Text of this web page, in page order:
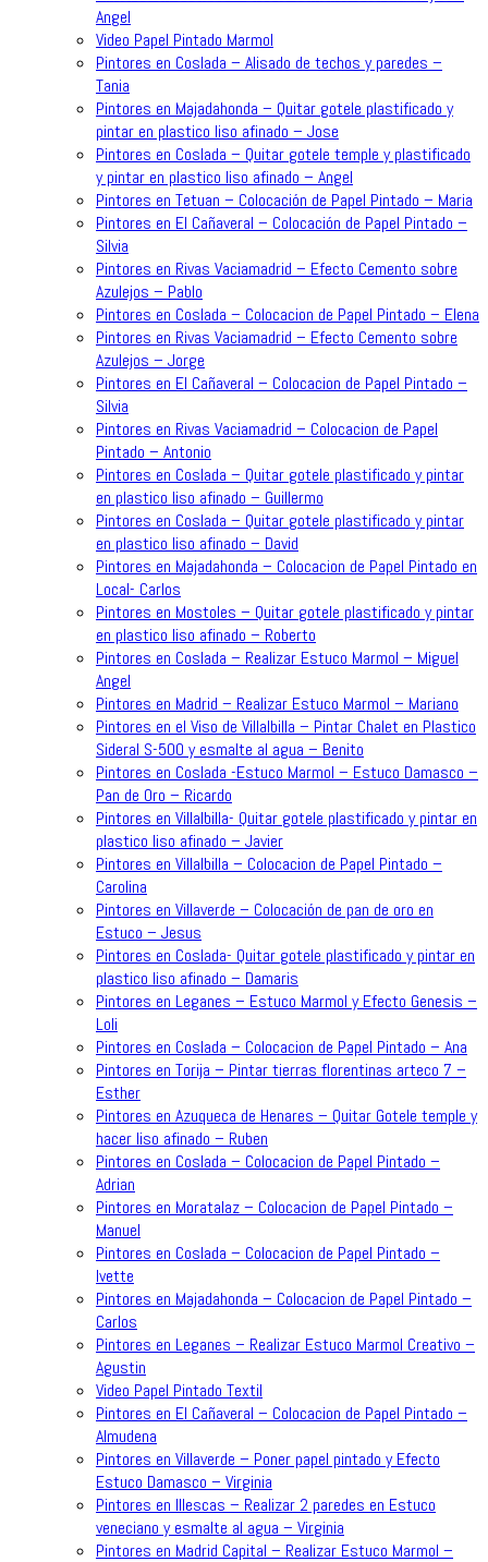
Angel
Video Papel Pintado Marmol
Pintores en Coslada – Alisado de techos y paredes –
Tania
Pintores en Majadahonda – Quitar gotele plastificado y
pintar en plastico liso afinado – Jose
Pintores en Coslada – Quitar gotele temple y plastificado
y pintar en plastico liso afinado – Angel
Pintores en Tetuan – Colocación de Papel Pintado – Maria
Pintores en El Cañaveral – Colocación de Papel Pintado –
Silvia
Pintores en Rivas Vaciamadrid – Efecto Cemento sobre
Azulejos – Pablo
Pintores en Coslada – Colocacion de Papel Pintado – Elena
Pintores en Rivas Vaciamadrid – Efecto Cemento sobre
Azulejos – Jorge
Pintores en El Cañaveral – Colocacion de Papel Pintado –
Silvia
Pintores en Rivas Vaciamadrid – Colocacion de Papel
Pintado – Antonio
Pintores en Coslada – Quitar gotele plastificado y pintar
en plastico liso afinado – Guillermo
Pintores en Coslada – Quitar gotele plastificado y pintar
en plastico liso afinado – David
Pintores en Majadahonda – Colocacion de Papel Pintado en
Local- Carlos
Pintores en Mostoles – Quitar gotele plastificado y pintar
en plastico liso afinado – Roberto
Pintores en Coslada – Realizar Estuco Marmol – Miguel
Angel
Pintores en Madrid – Realizar Estuco Marmol – Mariano
Pintores en el Viso de Villalbilla – Pintar Chalet en Plastico
Sideral S-500 y esmalte al agua – Benito
Pintores en Coslada -Estuco Marmol – Estuco Damasco –
Pan de Oro – Ricardo
Pintores en Villalbilla- Quitar gotele plastificado y pintar en
plastico liso afinado – Javier
Pintores en Villalbilla – Colocacion de Papel Pintado –
Carolina
Pintores en Villaverde – Colocación de pan de oro en
Estuco – Jesus
Pintores en Coslada- Quitar gotele plastificado y pintar en
plastico liso afinado – Damaris
Pintores en Leganes – Estuco Marmol y Efecto Genesis –
Loli
Pintores en Coslada – Colocacion de Papel Pintado – Ana
Pintores en Torija – Pintar tierras florentinas arteco 7 –
Esther
Pintores en Azuqueca de Henares – Quitar Gotele temple y
hacer liso afinado – Ruben
Pintores en Coslada – Colocacion de Papel Pintado –
Adrian
Pintores en Moratalaz – Colocacion de Papel Pintado –
Manuel
Pintores en Coslada – Colocacion de Papel Pintado –
Ivette
Pintores en Majadahonda – Colocacion de Papel Pintado –
Carlos
Pintores en Leganes – Realizar Estuco Marmol Creativo –
Agustin
Video Papel Pintado Textil
Pintores en El Cañaveral – Colocacion de Papel Pintado –
Almudena
Pintores en Villaverde – Poner papel pintado y Efecto
Estuco Damasco – Virginia
Pintores en Illescas – Realizar 2 paredes en Estuco
veneciano y esmalte al agua – Virginia
Pintores en Madrid Capital – Realizar Estuco Marmol –